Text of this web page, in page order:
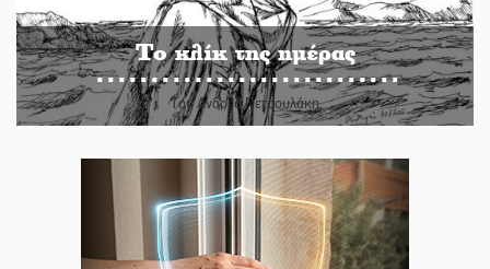
Το κλίκ της ημέρας
Του Ανδρέα Πετρουλάκη